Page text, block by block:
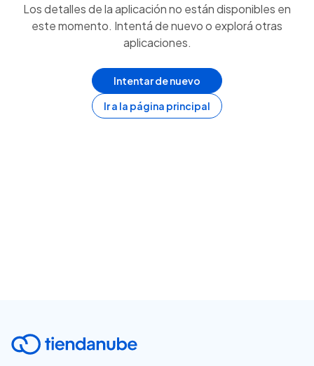
Los detalles de la aplicación no están disponibles en
este momento. Intentá de nuevo o explorá otras
aplicaciones.
Intentar de nuevo
Ir a la página principal